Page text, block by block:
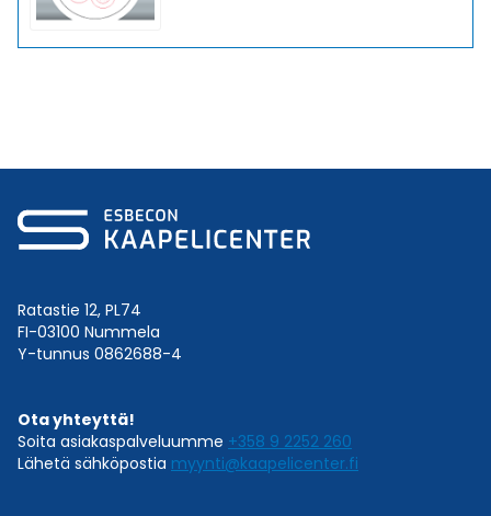
Ratastie 12, PL74
FI-03100 Nummela
Y-tunnus 0862688-4
Ota yhteyttä!
Soita asiakaspalveluumme +358 9 2252 260
Lähetä sähköpostia myynti@kaapelicenter.fi